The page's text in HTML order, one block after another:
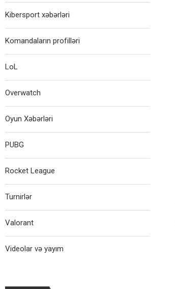
Kibersport xəbərləri
Komandaların profilləri
LoL
Overwatch
Oyun Xəbərləri
PUBG
Rocket League
Turnirlər
Valorant
Videolar və yayım